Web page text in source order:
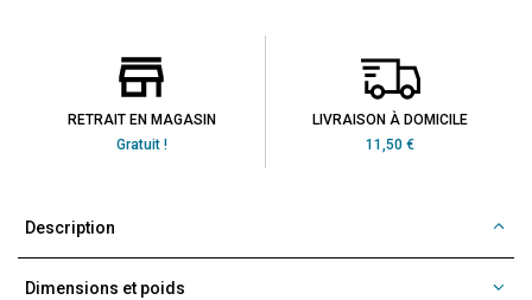
RETRAIT EN MAGASIN
Gratuit !
LIVRAISON À DOMICILE
11,50 €
Description
Dimensions et poids